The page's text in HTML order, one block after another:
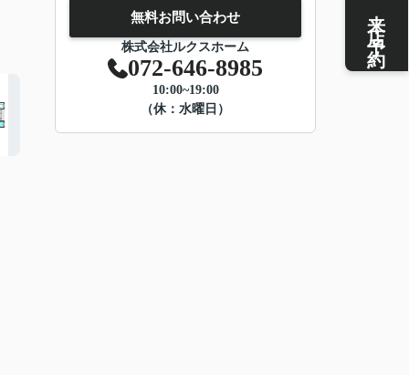
無料お問い合わせ
株式会社ルクスホーム
072-646-8985
10:00~19:00
（休：水曜日）
来店予約